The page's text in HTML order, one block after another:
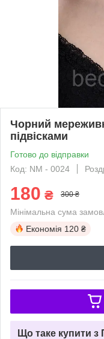
Чорний
підвісками
Готово до відправки
Код: NM - 0024
180 ₴ 300 ₴
Мінімальна сума
Економія 120 ₴
Що таке купити з